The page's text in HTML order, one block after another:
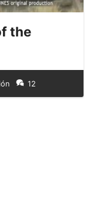
the
12